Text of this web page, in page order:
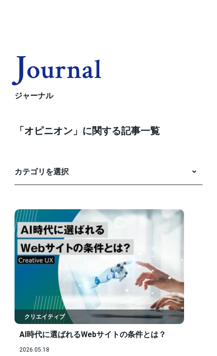
JOurnal
ジャーナル
「オピニオン」に関する記事一覧
カテゴリを選択
クリエイティブ
AI時代に選ばれるWebサイトの条件とは？
2026.05.18